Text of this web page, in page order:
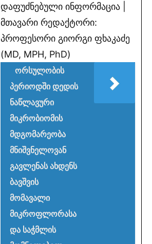
დაფუძნებული ინფორმაცია |
მთავარი რედაქტორი:
პროფესორი გიორგი ფხაკაძე
(MD, MPH, PhD)
ორსულობის
პერიოდში დედის
ნაწლავური
მიკრობიომის
მდგომარეობა
მნიშვნელოვან
გავლენას ახდენს
ბავშვის
მომავალი
მიკროფლორასა
და საჭმლის